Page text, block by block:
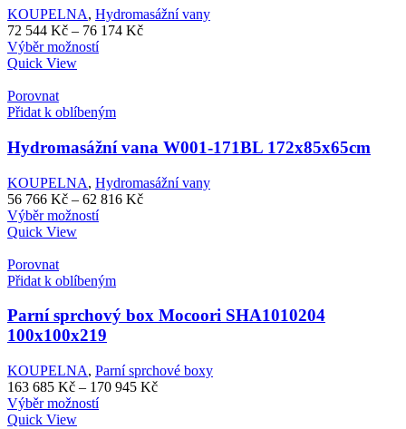
na
stránce
produktu
KOUPELNA, Hydromasážní vany
72 544 Kč – 76 174 KčRozpětí
Výběr možnostíTento
variant.
lze
vybrat
na
stránce
produktu
Quick View
Porovnat
Přidat k oblíbeným
Hydromasážní vana W001-171BL 172x85x65cm
KOUPELNA, Hydromasážní vany
56 766 Kč – 62 816 KčRozpětí
Výběr možnostíTento
variant.
lze
vybrat
na
stránce
produktu
Quick View
Porovnat
Přidat k oblíbeným
Parní sprchový box Mocoori SHA1010204
100x100x219
KOUPELNA, Parní sprchové boxy
163 685 Kč – 170 945 KčRozpětí
Výběr možnostíTento
Quick View